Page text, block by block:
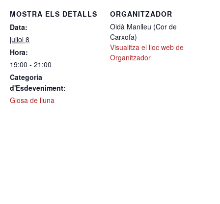
MOSTRA ELS DETALLS
Data:
juliol 8
Hora:
19:00 - 21:00
Categoria
d'Esdeveniment:
Glosa de lluna
ORGANITZADOR
Oidà Manlleu (Cor de
Carxofa)
Visualitza el lloc web de
Organitzador